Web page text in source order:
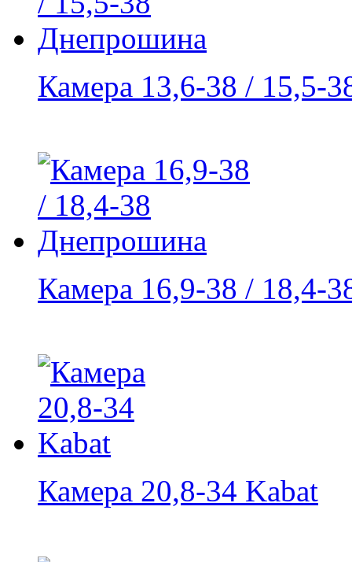
Камера 13,6-38 / 15,5-
Камера 16,9-38 / 18,4-
Камера 20,8-34 Kabat